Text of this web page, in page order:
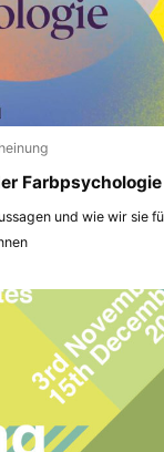
Farbpsychologie
und wie wir sie